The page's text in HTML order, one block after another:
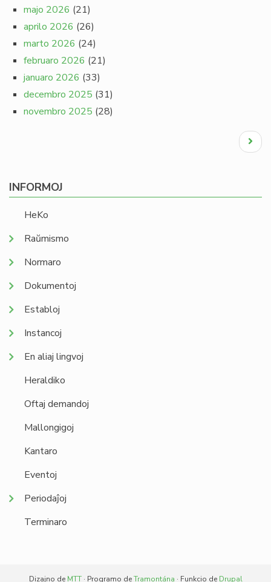
majo 2026 (21)
aprilo 2026 (26)
marto 2026 (24)
februaro 2026 (21)
januaro 2026 (33)
decembro 2025 (31)
novembro 2025 (28)
Next
page
INFORMOJ
HeKo
Raŭmismo
Normaro
Dokumentoj
Establoj
Instancoj
En aliaj lingvoj
Heraldiko
Oftaj demandoj
Mallongigoj
Kantaro
Eventoj
Periodaĵoj
Terminaro
Dizajno de MTT· Programo deTramontána · Funkcio de Drupal